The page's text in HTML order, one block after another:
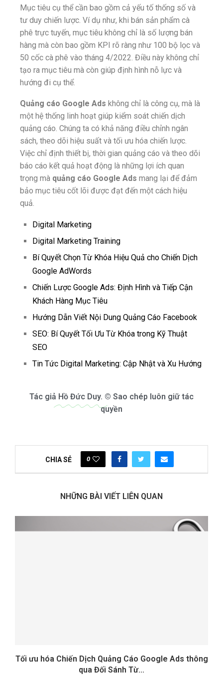
Mục tiêu cụ thể cần bao gồm cả yếu tố thống số và
tư duy chiến lược. Ví dụ như, khi bán sản phẩm cà
phê trực tuyến, mục tiêu không chỉ là số lượng bán
hàng mà còn bao gồm KPI rõ ràng như 100 bộ lọc và
50 cốc cà phê vào tháng 4/2022. Điều này không chỉ
tạo ra mục tiêu mà còn giúp định hình nỗ lực và
hướng đi cụ thể.
Quảng cáo Google Ads không chỉ là công cụ, mà là
một hệ thống linh hoạt giúp kiểm soát chiến dịch
quảng cáo. Chúng ta có khả năng điều chỉnh ngân
sách, theo dõi hiệu suất và tối ưu hóa chiến lược.
Việc chỉ định thiết bị, thời gian quảng cáo và theo dõi
báo cáo kết quả hoạt động là những lợi ích quan
trọng mà quảng cáo Google Ads mang lại để đảm
bảo mục tiêu cốt lõi được đạt đến một cách hiệu
quả.
Digital Marketing
Digital Marketing Training
Bí Quyết Chọn Từ Khóa Hiệu Quả cho Chiến Dịch
Google AdWords
Chiến Lược Google Ads: Định Hình và Tiếp Cận
Khách Hàng Mục Tiêu
Hướng Dẫn Viết Nội Dung Quảng Cáo Facebook
SEO: Bí Quyết Tối Ưu Từ Khóa trong Kỹ Thuật
SEO
Tin Tức Digital Marketing: Cập Nhật và Xu Hướng
Tác giả Hồ Đức Duy. © Sao chép luôn giữ tác
quyền
CHIA SẺ 0
NHỮNG BÀI VIẾT LIÊN QUAN
Tối ưu hóa Chiến Dịch Quảng Cáo Google Ads thông
qua Đối Sánh Từ...